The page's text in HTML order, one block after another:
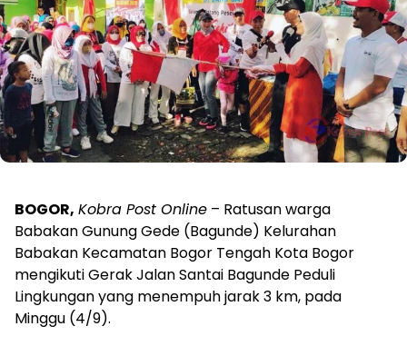
BOGOR, Kobra Post Online – Ratusan warga
Babakan Gunung Gede (Bagunde) Kelurahan
Babakan Kecamatan Bogor Tengah Kota Bogor
mengikuti Gerak Jalan Santai Bagunde Peduli
Lingkungan yang menempuh jarak 3 km, pada
Minggu (4/9).